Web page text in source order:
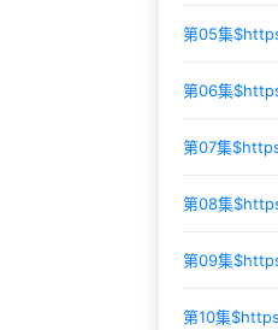
第05集$
第06集$
第07集$
第08集$
第09集$
第10集$